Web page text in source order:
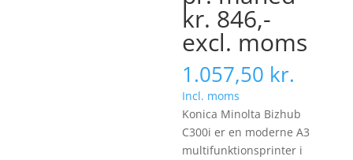
kr. 846,-
excl. moms
1.057,50 kr.
Incl. moms
Konica Minolta Bizhub
C300i er en moderne A3
multifunktionsprinter i